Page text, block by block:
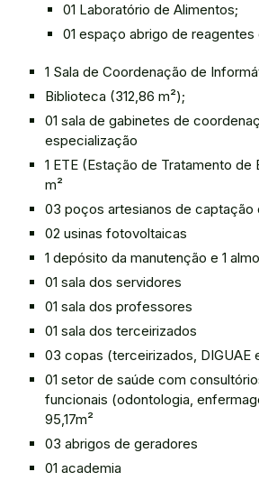
01 Laboratório de Alimentos;
01 espaço abrigo de reagentes
1 Sala de Coordenação de
Biblioteca (312,86 m²);
01 sala de gabinetes de
especialização
1 ETE (Estação de Tratamento de
m²
03 poços artesianos de captação
02 usinas fotovoltaicas
1 depósito da manutenção e 1
01 sala dos servidores
01 sala dos professores
01 sala dos terceirizados
03 copas (terceirizados, DIGUAE
01 setor de saúde com
funcionais (odontologia,
95,17m²
03 abrigos de geradores
01 academia